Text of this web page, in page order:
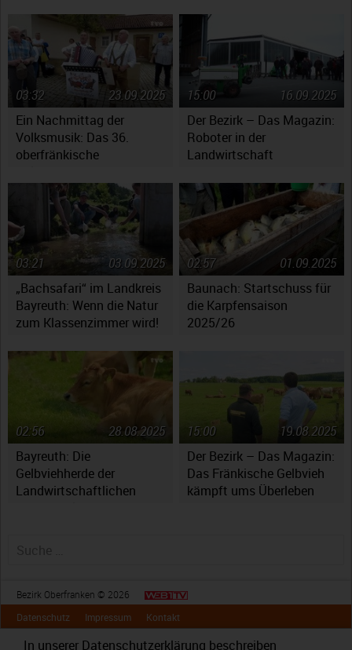
Ein Nachmittag der
Volksmusik: Das 36.
oberfränkische
Ebensfeld
23.09.2025
03:32
Der Bezirk – Das Magazin:
Roboter in der
Landwirtschaft
16.09.2025
15:00
„Bachsafari“ im Landkreis
Bayreuth: Wenn die Natur
zum Klassenzimmer wird!
03.09.2025
03:21
Baunach: Startschuss für
die Karpfensaison
2025/26
01.09.2025
02:57
Bayreuth: Die
Gelbviehherde der
Landwirtschaftlichen
28.08.2025
02:56
Der Bezirk – Das Magazin:
Das Fränkische Gelbvieh
kämpft ums Überleben
19.08.2025
15:00
Bezirk Oberfranken © 2026
Datenschutz
Impressum Kontakt
In unserer Datenschutzerklärung beschreiben